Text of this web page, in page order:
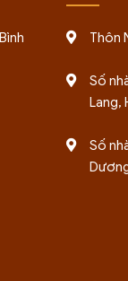
Thôn
Số
Lang,
Số